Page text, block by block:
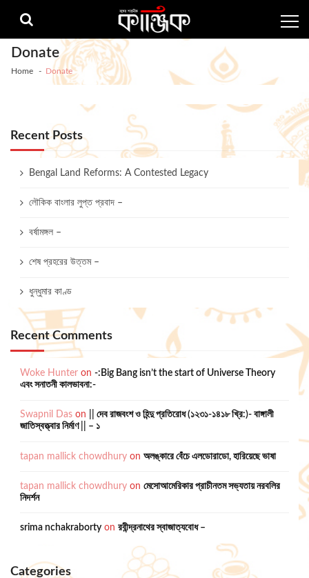
navigation
content
Donate
Home Donate
Recent Posts
Bengal Land Reforms: A Contested Legacy
লৌকিক বাংলার লুপ্ত প্রবাদ –
বর্ষামঙ্গল –
শেষ প্রহরের উত্তম –
ধুন্ধুমার কাণ্ড
Recent Comments
Woke Hunter on -:Big Bang isn’t the start of Universe Theory
এবং সনাতনী কালভাবনা:-
Swapnil Das on
|| দেব রাজবংশ ও হিন্দু প্রতিরোধ (১২৩১-১৪১৮ খ্রি:)- বাঙ্গালী
জাতিস্বত্ত্বার নির্মাণ || – ১
tapan mallick chowdhury on অলঙ্কারে বেঁচে এলডোরাডো, হারিয়েছে ভাষা
tapan mallick chowdhury on মেসোআমেরিকার প্রাচীনতম সভ্যতায় নরবলির
নিদর্শন
srima nchakraborty on রবীন্দ্রনাথের স্বাজাত্যবোধ –
Categories